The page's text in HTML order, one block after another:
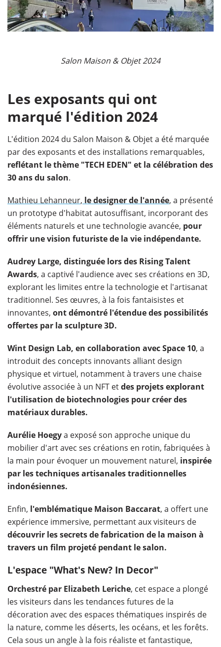
Salon Maison & Objet 2024
Les exposants qui ont
marqué l'édition 2024
L'édition 2024 du Salon Maison & Objet a été marquée
par des exposants et des installations remarquables,
reflétant le thème "TECH EDEN" et la célébration des
30 ans du salon.
Mathieu Lehanneur, le designer de l'année, a présenté
un prototype d'habitat autosuffisant, incorporant des
éléments naturels et une technologie avancée, pour
offrir une vision futuriste de la vie indépendante.
Audrey Large, distinguée lors des Rising Talent
Awards, a captivé l'audience avec ses créations en 3D,
explorant les limites entre la technologie et l'artisanat
traditionnel. Ses œuvres, à la fois fantaisistes et
innovantes, ont démontré l'étendue des possibilités
offertes par la sculpture 3D.
Wint Design Lab, en collaboration avec Space 10, a
introduit des concepts innovants alliant design
physique et virtuel, notamment à travers une chaise
évolutive associée à un NFT etdes projets explorant
l'utilisation de biotechnologies pour créer des
matériaux durables.
Aurélie Hoegya exposé son approche unique du
mobilier d'art avec ses créations en rotin, fabriquées à
la main pour évoquer un mouvement naturel, inspirée
par les techniques artisanales traditionnelles
indonésiennes.
Enfin, l'emblématique Maison Baccarat, a offert une
expérience immersive, permettant aux visiteurs de
découvrir les secrets de fabrication de la maison à
travers un film projeté pendant le salon.
L'espace "What's New? In Decor"
Orchestré par Elizabeth Leriche, cet espace a plongé
les visiteurs dans les tendances futures de la
décoration avec des espaces thématiques inspirés de
la nature, comme les déserts, les océans, et les forêts.
Cela sous un angle à la fois réaliste et fantastique,